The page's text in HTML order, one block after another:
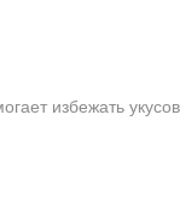
избежать